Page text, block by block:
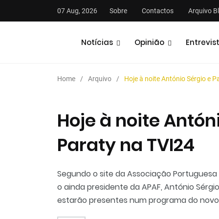
07 Aug, 2026 Sobre Contactos Arquivo
Notícias Opinião
Home Arquivo Hoje à noite António Sérgio e
Hoje à noite
Paraty na TVI24
Segundo o site da Associação
o ainda presidente da APAF, António
estarão presentes num programa do
Análises Podcasts